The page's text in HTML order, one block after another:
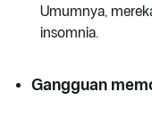
Umumnya,
insomnia.
Gangguan